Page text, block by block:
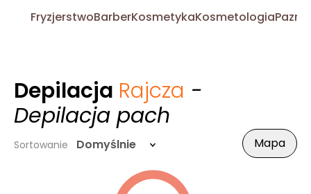
FryzjerstwoBarberKosmetykaKosmetologia
Depilacja Rajcza -
Depilacja pach
Sortowanie Domyślnie Mapa